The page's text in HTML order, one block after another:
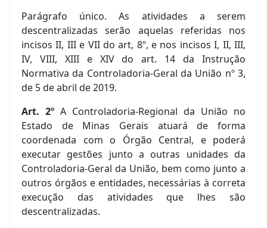
Parágrafo único. As atividades a serem
descentralizadas serão aquelas referidas nos
incisos II, III e VII do art, 8º, e nos incisos I, II, III,
IV, VIII, XIII e XIV do art. 14 da Instrução
Normativa da Controladoria-Geral da União nº 3,
de 5 de abril de 2019.
Art. 2º A Controladoria-Regional da União no
Estado de Minas Gerais atuará de forma
coordenada com o Órgão Central, e poderá
executar gestões junto a outras unidades da
Controladoria-Geral da União, bem como junto a
outros órgãos e entidades, necessárias à correta
execução das atividades que lhes são
descentralizadas.